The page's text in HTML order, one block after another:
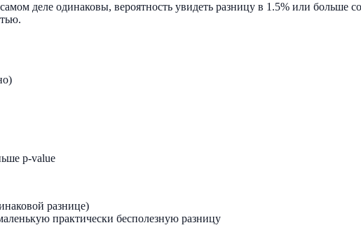
деле одинаковы, вероятность увидеть разницу в 1.5% или больше
p-value
разнице)
практически бесполезную разницу